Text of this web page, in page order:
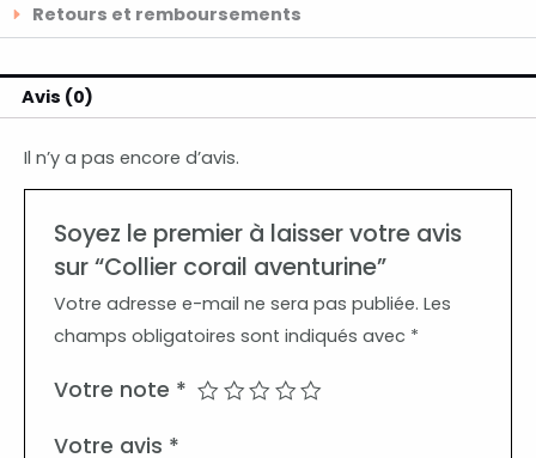
Retours et remboursements
Avis (0)
Il n’y a pas encore d’avis.
Soyez le premier à laisser votre avis
sur “Collier corail aventurine”
Votre adresse e-mail ne sera pas publiée. Les
champs obligatoires sont indiqués avec *
Votre note *
Votre avis *